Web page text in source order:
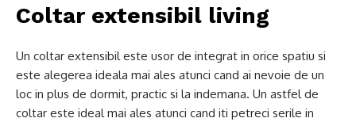
Coltar extensibil living
Un coltar extensibil este usor de integrat in orice spatiu si
este alegerea ideala mai ales atunci cand ai nevoie de un
loc in plus de dormit, practic si la indemana. Un astfel de
coltar este ideal mai ales atunci cand iti petreci serile in